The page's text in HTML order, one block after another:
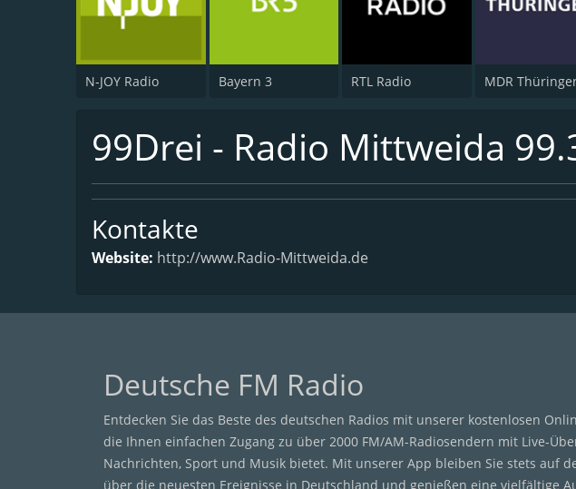
N-JOY Radio Bayern 3 RTL Radio MDR
99Drei - Radio Mittweida
Kontakte
Website: http://www.Radio-Mittweida.de
Deutsche FM Radio
Entdecken Sie das Beste des deutschen Radios mit unserer kostenlosen
die Ihnen einfachen Zugang zu über 2000 FM/AM-Radiosendern mit Live-
Nachrichten, Sport und Musik bietet. Mit unserer App bleiben Sie stets auf
über die neuesten Ereignisse in Deutschland und genießen eine vielfältige